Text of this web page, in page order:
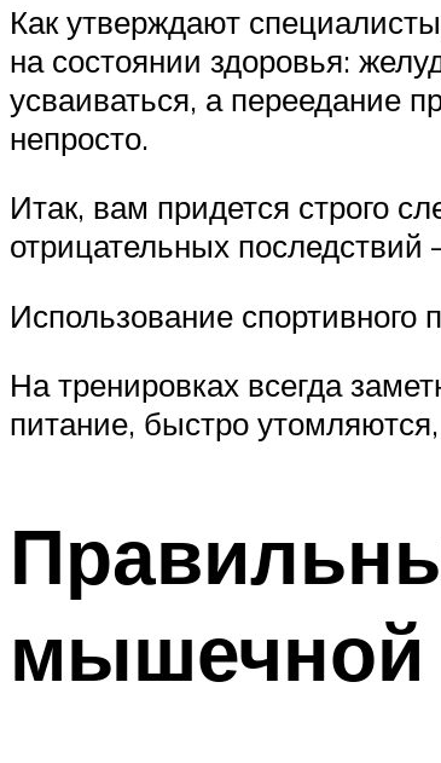
Как утверждают
на состоянии здоровья:
усваиваться, а переедание
непросто.
Итак, вам придется строго
отрицательных последствий
Использование спортивного
На тренировках всегда
питание, быстро